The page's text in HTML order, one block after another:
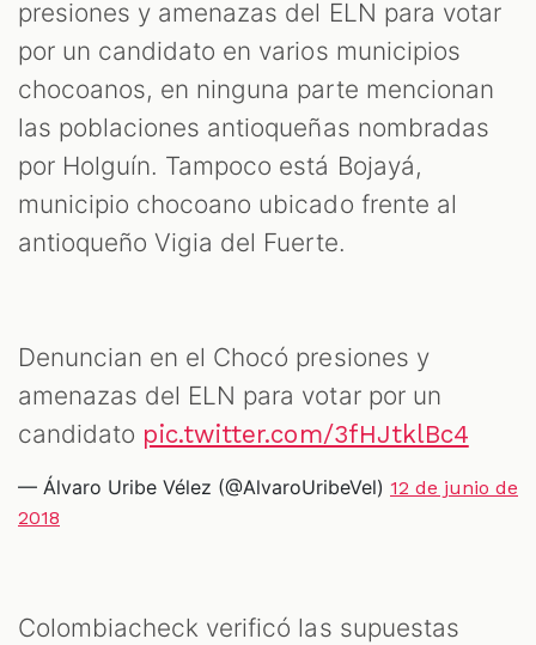
presiones y amenazas del ELN para votar
por un candidato en varios municipios
chocoanos, en ninguna parte mencionan
las poblaciones antioqueñas nombradas
por Holguín. Tampoco está Bojayá,
municipio chocoano ubicado frente al
antioqueño Vigia del Fuerte.
Denuncian en el Chocó presiones y
amenazas del ELN para votar por un
candidato pic.twitter.com/3fHJtklBc4
— Álvaro Uribe Vélez (@AlvaroUribeVel) 12 de junio de
2018
Colombiacheck verificó las supuestas